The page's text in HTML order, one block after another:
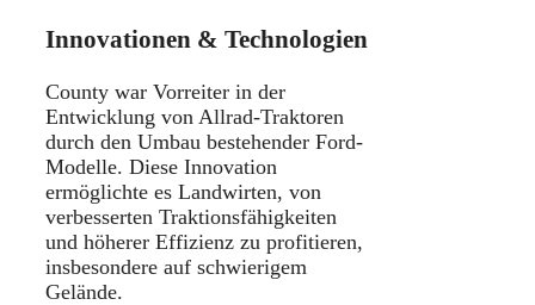
Innovationen & Technologien
County war Vorreiter in der
Entwicklung von Allrad-Traktoren
durch den Umbau bestehender Ford-
Modelle. Diese Innovation
ermöglichte es Landwirten, von
verbesserten Traktionsfähigkeiten
und höherer Effizienz zu profitieren,
insbesondere auf schwierigem
Gelände.